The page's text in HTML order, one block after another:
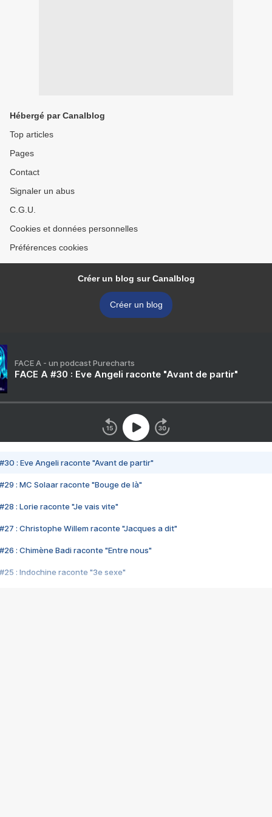
Hébergé par Canalblog
Top articles
Pages
Contact
Signaler un abus
C.G.U.
Cookies et données personnelles
Préférences cookies
Créer un blog sur Canalblog
Créer un blog
FACE A - un podcast Purecharts
FACE A #30 : Eve Angeli raconte "Avant de partir"
#30 : Eve Angeli raconte "Avant de partir"
#29 : MC Solaar raconte "Bouge de là"
#28 : Lorie raconte "Je vais vite"
#27 : Christophe Willem raconte "Jacques a dit"
#26 : Chimène Badi raconte "Entre nous"
#25 : Indochine raconte "3e sexe"